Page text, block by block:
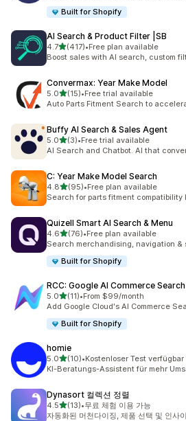
Built for Shopify
AI Search & Product Filter |SB
4.7별 5개 중
(417)
총 리뷰 417개
•Free plan available
Boost sales with AI search, custom
Convermax: Year Make Model
5.0별 5개 중
(15)
총 리뷰 15개
•Free trial available
Auto Parts Fitment Search to
Buffy AI Search & Sales Agent
5.0별 5개 중
(3)
총 리뷰 3개
•Free trial available
AI Search and Chatbot. AI that
C: Year Make Model Search
4.8별 5개 중
(95)
총 리뷰 95개
•Free plan available
Search for parts fitment compatibility
Quizell Smart AI Search & Menu
4.6별 5개 중
(76)
총 리뷰 76개
•Free plan available
Search merchandising, navigation &
Built for Shopify
RCC: Google AI Commerce Search
5.0별 5개 중
(11)
총 리뷰 11개
•From $99/month
Add Google Cloud's AI Commerce
Built for Shopify
homie
5.0별 5개 중
(10)
총 리뷰 10개
•Kostenloser Test verfügbar
KI-Beratungs-Assistent für mehr
Dynasort 컬렉션 정렬
4.5별 5개 중
(13)
총 리뷰 13개
•무료 체험 이용 가능
자동화된 머천다이징, 제품 선택 및 인사